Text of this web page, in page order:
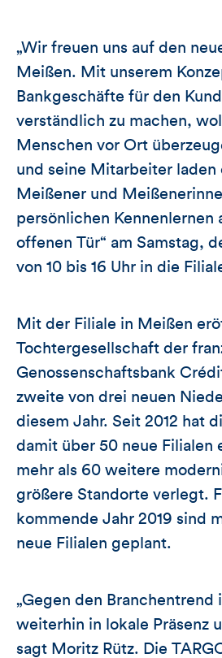
„Wir freuen uns auf den
Meißen. Mit unserem
Bankgeschäfte für den
verständlich zu machen,
Menschen vor Ort
und seine Mitarbeiter laden
Meißener und
persönlichen Kennenlernen
offenen Tür“ am Samstag,
von 10 bis 16 Uhr in die
Mit der Filiale in Meißen
Tochtergesellschaft der
Genossenschaftsbank
zweite von drei neuen
diesem Jahr. Seit 2012 hat
damit über 50 neue Filialen
mehr als 60 weitere
größere Standorte verlegt.
kommende Jahr 2019 sind
neue Filialen geplant.
„Gegen den Branchentrend
weiterhin in lokale Präsenz
sagt Moritz Rütz. Die